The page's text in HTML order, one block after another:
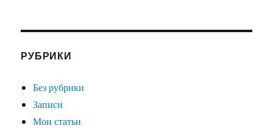
РУБРИКИ
Без рубрики
Записи
Мои статьи